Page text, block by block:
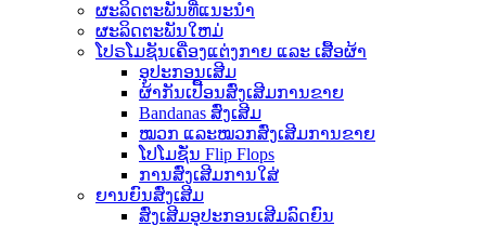
ຜະລິດຕະພັນທີ່ແນະນໍາ
ຜະລິດຕະພັນໃຫມ່
ໂປຣໂມຊັນເຄື່ອງແຕ່ງກາຍ ແລະ ເສື້ອຜ້າ
ອຸປະກອນເສີມ
ຜ້າກັນເປື້ອນສົ່ງເສີມການຂາຍ
Bandanas ສົ່ງເສີມ
ໝວກ ແລະໝວກສົ່ງເສີມການຂາຍ
ໂປໂມຊັ່ນ Flip Flops
ການສົ່ງເສີມການໃສ່
ຍານຍົນສົ່ງເສີມ
ສົ່ງເສີມອຸປະກອນເສີມລົດຍົນ